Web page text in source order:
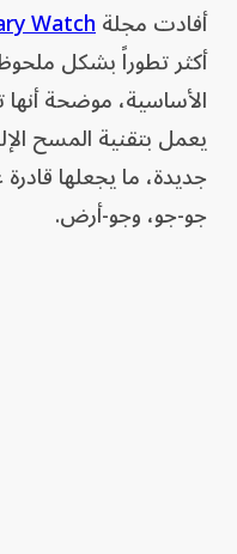
أفادت مجلةWatch
الأساسية، موضحة
يعمل بتقنية المسح
جديدة، ما يجعلها
جو-جو، وجو-أرض.